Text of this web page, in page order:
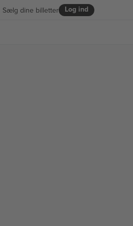
Log ind
Sælg dine billetter